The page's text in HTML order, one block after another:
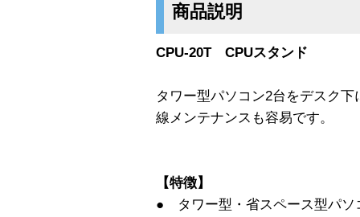
商品説明
CPU-20T CPUスタンド
タワー型パソコン2台をデスク
線メンテナンスも容易です。
【特徴】
● タワー型・省スペース型パソ